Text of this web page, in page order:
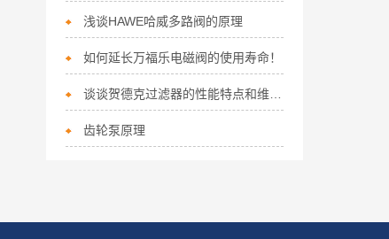
浅谈HAWE哈威多路阀的原理
如何延长万福乐电磁阀的使用寿命！
谈谈贺德克过滤器的性能特点和维护保养
齿轮泵原理